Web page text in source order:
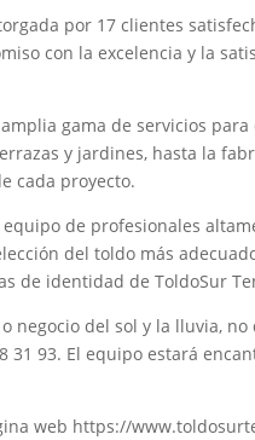
por 17 clientes
con la excelencia y la
gama de servicios
y jardines, hasta la
cada proyecto.
de profesionales
del toldo más
de identidad de ToldoSur
negocio del sol y la lluvia,
31 93. El equipo estará
web https://